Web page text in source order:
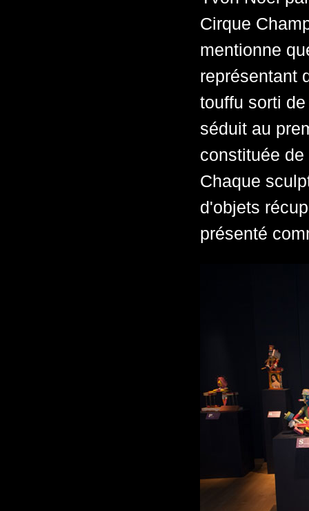
Cirque
mentionne
représentant
touffu sorti
séduit au
constituée
Chaque
d'objets
présenté